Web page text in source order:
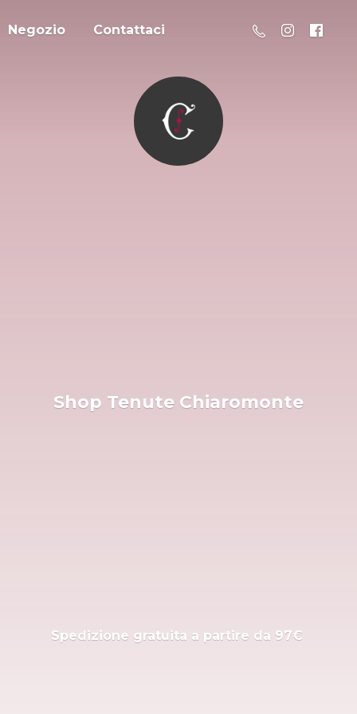
Negozio Contattaci
Shop Tenute Chiaromonte
Spedizione gratuita a partire da 97€